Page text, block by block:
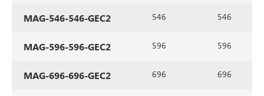
MAG-546-546-GEC2 546 546
MAG-596-596-GEC2 596 596
MAG-696-696-GEC2 696 696